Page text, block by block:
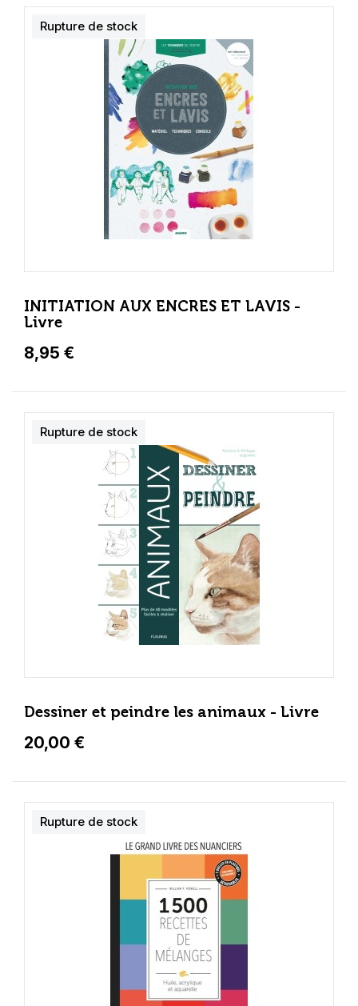
INITIATION AUX ENCRES ET LAVIS -
Livre
8,95 €
Rupture de stock
Dessiner et peindre les animaux - Livre
20,00 €
Rupture de stock
Rupture de stock